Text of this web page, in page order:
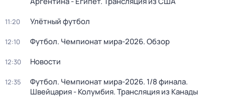
11:20 Улётный футбол
12:10 Футбол. Чемпионат мира-2026. Обзор
12:30 Новости
12:35
Футбол. Чемпионат мира-2026. 1/8 финала.
Швейцария - Колумбия. Трансляция из Канады